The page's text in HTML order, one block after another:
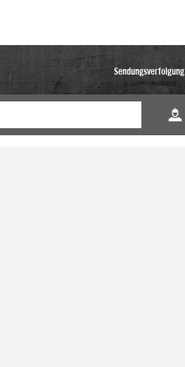
Sendungsverfolgung